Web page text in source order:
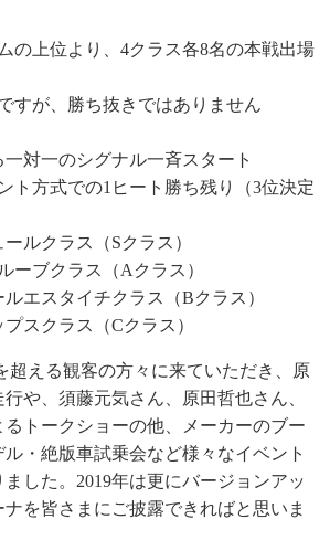
の上位より、4クラス各8名の本戦出場
すが、勝ち抜きではありません
対一のシグナル一斉スタート
ト方式での1ヒート勝ち残り（3位決定
ルクラス（Sクラス）
ーブクラス（Aクラス）
エスタイチクラス（Bクラス）
スクラス（Cクラス）
超える観客の方々に来ていただき、原
や、須藤元気さん、原田哲也さん、
トークショーの他、メーカーのブー
・絶版車試乗会など様々なイベント
した。2019年は更にバージョンアッ
を皆さまにご披露できればと思いま